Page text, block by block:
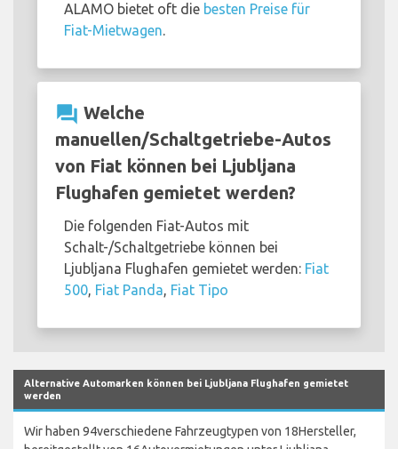
ALAMO bietet oft die besten Preise für
Fiat-Mietwagen.
question_answer Welche
manuellen/Schaltgetriebe-Autos
von Fiat können bei Ljubljana
Flughafen gemietet werden?
Die folgenden Fiat-Autos mit
Schalt-/Schaltgetriebe können bei
Ljubljana Flughafen gemietet werden: Fiat
500, Fiat Panda, Fiat Tipo
Alternative Automarken können bei Ljubljana Flughafen gemietet
werden
Wir haben 94verschiedene Fahrzeugtypen von 18Hersteller,